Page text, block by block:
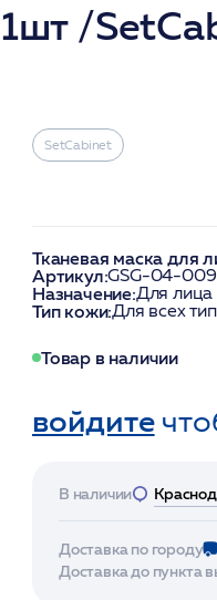
1шт /
SetCabinet
Тканевая маска для
Артикул:GSG-04-009
Назначение:Для лица
Тип кожи:Для всех
Товар в наличии
войдите
В наличии
Доставка по городу
Доставка до пункта